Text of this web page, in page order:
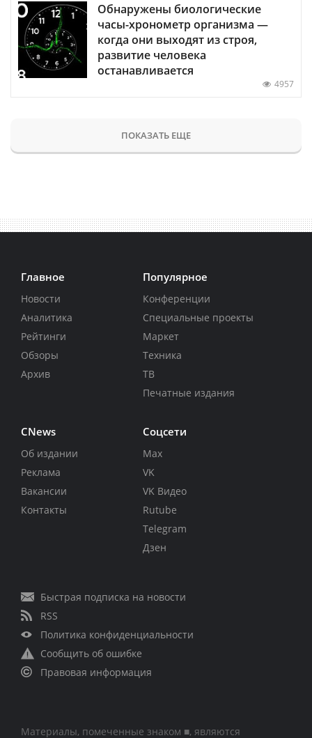
Обнаружены биологические
часы-хронометр организма —
когда они выходят из строя,
развитие человека
останавливается
4957
ПОКАЗАТЬ ЕЩЕ
Главное
Новости
Аналитика
Рейтинги
Обзоры
Архив
Популярное
Конференции
Специальные проекты
Маркет
Техника
ТВ
Печатные издания
CNews
Об издании
Реклама
Вакансии
Контакты
Соцсети
Max
VK
VK Видео
Rutube
Telegram
Дзен
Быстрая подписка на новости
RSS
Политика конфиденциальности
Сообщить об ошибке
Правовая информация
Материалы, помеченные знаком ■, являются